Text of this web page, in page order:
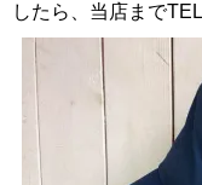
したら、当店まで